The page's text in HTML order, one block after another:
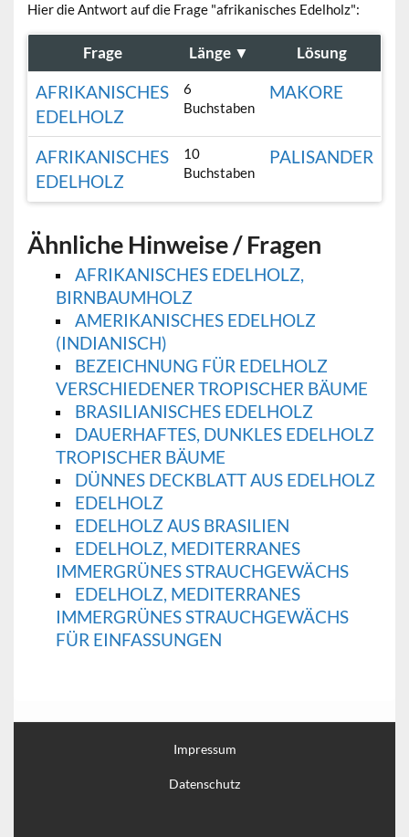
Hier die Antwort auf die Frage "afrikanisches Edelholz":
Frage Länge ▼ Lösung
AFRIKANISCHES
EDELHOLZ
6
Buchstaben
MAKORE
AFRIKANISCHES
EDELHOLZ
10
Buchstaben
PALISANDER
Ähnliche Hinweise / Fragen
AFRIKANISCHES EDELHOLZ,
BIRNBAUMHOLZ
AMERIKANISCHES EDELHOLZ
(INDIANISCH)
BEZEICHNUNG FÜR EDELHOLZ
VERSCHIEDENER TROPISCHER BÄUME
BRASILIANISCHES EDELHOLZ
DAUERHAFTES, DUNKLES EDELHOLZ
TROPISCHER BÄUME
DÜNNES DECKBLATT AUS EDELHOLZ
EDELHOLZ
EDELHOLZ AUS BRASILIEN
EDELHOLZ, MEDITERRANES
IMMERGRÜNES STRAUCHGEWÄCHS
EDELHOLZ, MEDITERRANES
IMMERGRÜNES STRAUCHGEWÄCHS
FÜR EINFASSUNGEN
Impressum
Datenschutz